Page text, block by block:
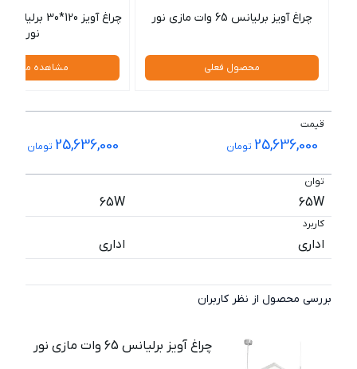
چراغ آویز برلیانس 65 وات مازی نور
محصول فعلی
نور
مشاهده
قیمت
25,636,000 تومان 25,636,000 تومان
توان
65W
65W
کاربرد
اداری اداری
بررسی محصول از نظر کاربران
چراغ آویز برلیانس 65 وات مازی نور